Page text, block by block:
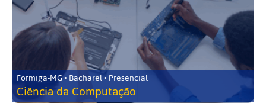
Formiga-MG • Bacharel • Presencial
Ciência da Computação